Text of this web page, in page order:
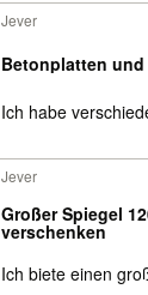
Jever
Betonplatten
Ich habe
Jever
Großer Spiegel
verschenken
Ich biete einen